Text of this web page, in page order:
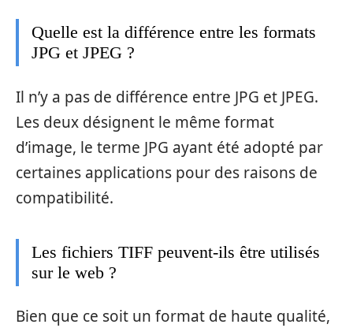
Quelle est la différence entre les formats
JPG et JPEG ?
Il n’y a pas de différence entre JPG et JPEG.
Les deux désignent le même format
d’image, le terme JPG ayant été adopté par
certaines applications pour des raisons de
compatibilité.
Les fichiers TIFF peuvent-ils être utilisés
sur le web ?
Bien que ce soit un format de haute qualité,